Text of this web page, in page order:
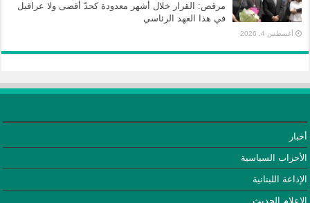
مرقص: القرار خلال أشهر معدودة كحدّ أقصى ولا عراقيل
في هذا العهد الرئاسي
أغسطس 4, 2026
أخبار
الأحزاب السياسية
الإذاعة اللبنانية
الإعلام الحديث